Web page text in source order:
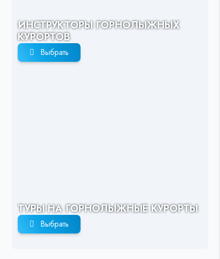
ИНСТРУКТОРЫ ГОРНОЛЫЖНЫХ
КУРОРТОВ
Выбрать
ТУРЫ НА ГОРНОЛЫЖНЫЕ КУРОРТЫ
Выбрать